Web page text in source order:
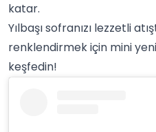
katar.
Yılbaşı sofranızı lezzetli
renklendirmek için mini
keşfedin!